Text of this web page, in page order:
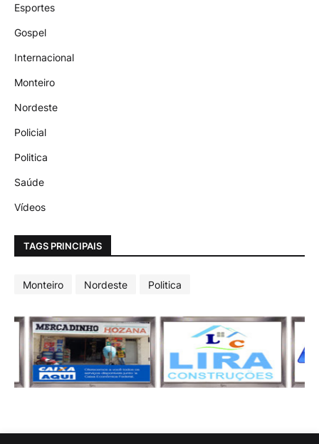
Esportes
Gospel
Internacional
Monteiro
Nordeste
Policial
Politica
Saúde
Vídeos
TAGS PRINCIPAIS
Monteiro Nordeste Politica